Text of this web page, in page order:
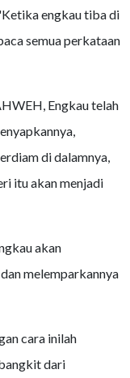
engkau tiba di
semua perkataan
Engkau telah
di dalamnya,
itu akan menjadi
akan
melemparkannya
cara inilah
dari